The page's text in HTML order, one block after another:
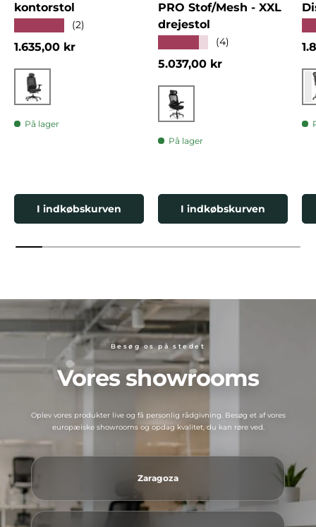
kontorstol
(2)
Normalpris
1.635,00 kr
Sort
På lager
I indkøbskurven
PRO Stof/Mesh - XXL
drejestol
(4)
Normalpris
5.037,00 kr
Sort
På lager
I indkøbskurven
Besøg os på stedet
Vores showrooms
Oplev vores produkter live og få personlig rådgivning. Besøg et af vores
europæiske showrooms og opdag kvalitet, du kan røre ved.
Zaragoza